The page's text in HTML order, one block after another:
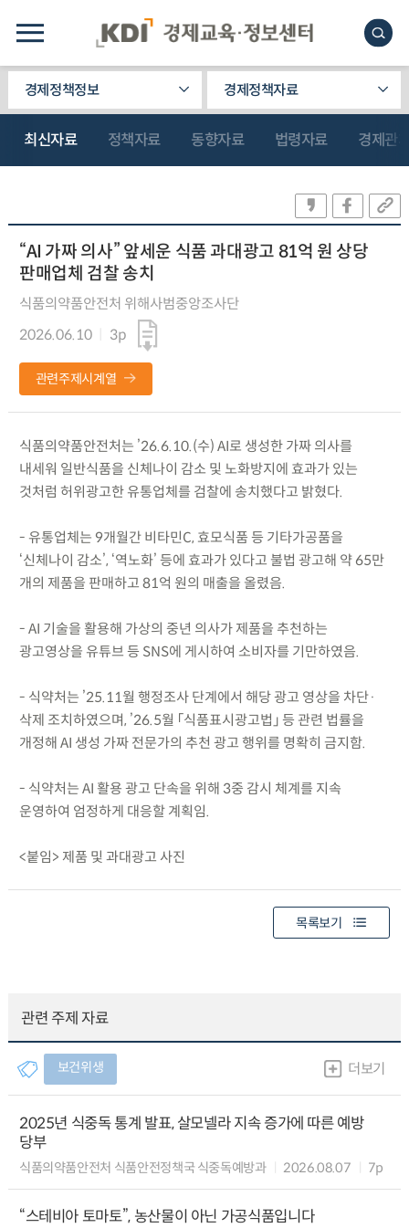
경제정책정보 경제정책자료
최신자료 정책자료 동향자료 법령자료 경제관
“AI 가짜 의사” 앞세운 식품 과대광고 81억 원 상당
판매업체 검찰 송치
식품의약품안전처 위해사범중앙조사단
2026.06.10
3p
관련주제시계열
식품의약품안전처는 ’26.6.10.(수) AI로 생성한 가짜 의사를
내세워 일반식품을 신체나이 감소 및 노화방지에 효과가 있는
것처럼 허위광고한 유통업체를 검찰에 송치했다고 밝혔다.
- 유통업체는 9개월간 비타민C, 효모식품 등 기타가공품을
‘신체나이 감소’, ‘역노화’ 등에 효과가 있다고 불법 광고해 약 65만
개의 제품을 판매하고 81억 원의 매출을 올렸음.
- AI 기술을 활용해 가상의 중년 의사가 제품을 추천하는
광고영상을 유튜브 등 SNS에 게시하여 소비자를 기만하였음.
- 식약처는 ’25.11월 행정조사 단계에서 해당 광고 영상을 차단·
삭제 조치하였으며, ’26.5월 「식품표시광고법」 등 관련 법률을
개정해 AI 생성 가짜 전문가의 추천 광고 행위를 명확히 금지함.
- 식약처는 AI 활용 광고 단속을 위해 3중 감시 체계를 지속
운영하여 엄정하게 대응할 계획임.
<붙임> 제품 및 과대광고 사진
목록보기
관련 주제 자료
보건위생 더보기
2025년 식중독 통계 발표, 살모넬라 지속 증가에 따른 예방
당부
식품의약품안전처 식품안전정책국 식중독예방과 2026.08.07 7p
“스테비아 토마토”, 농산물이 아닌 가공식품입니다